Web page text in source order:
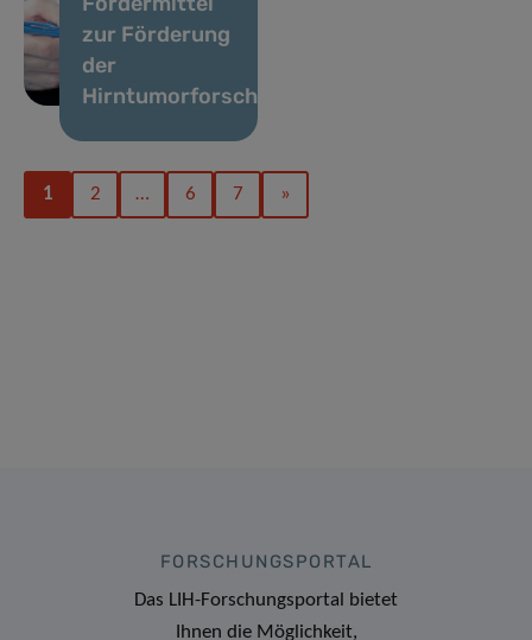
zur Förderung
der
Hirntumorforschung
1 2 … 6 7 »
FORSCHUNGSPORTAL
Das LIH-Forschungsportal bietet
Ihnen die Möglichkeit,